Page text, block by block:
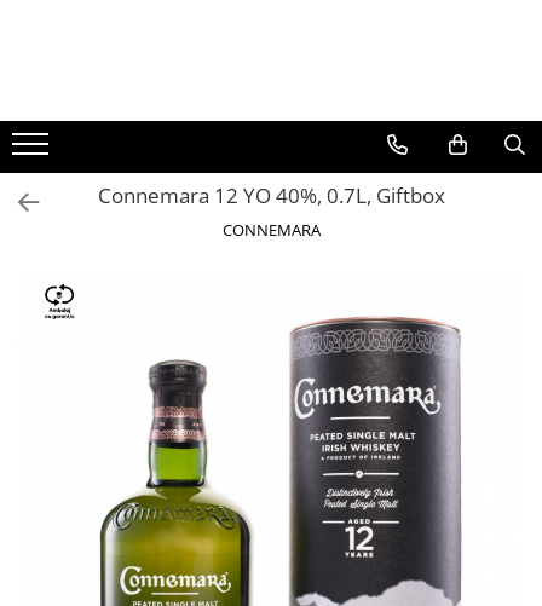
BERE
CAFEA
DEODORANTE
PARFUMURI
Connemara 12 YO 40%, 0.7L, Giftbox
CONNEMARA